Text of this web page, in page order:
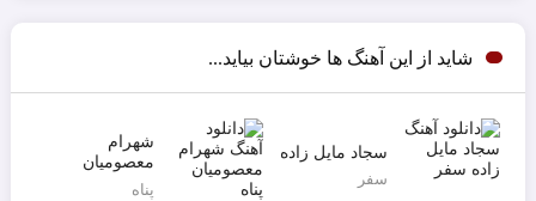
شاید از این آهنگ ها خوشتان بیاید...
سجاد مایل زاده
سفر
شهرام
معصومیان
پناه